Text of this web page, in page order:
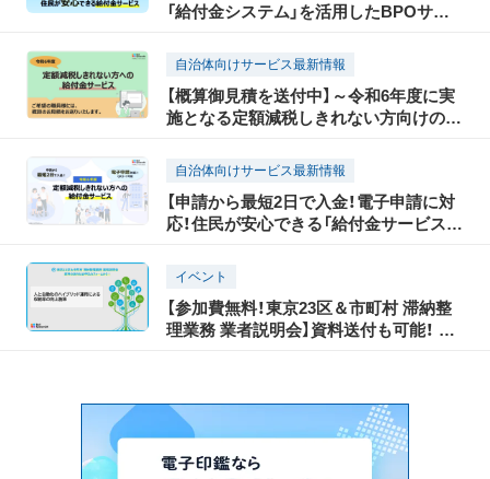
「給付金システム」を活用したBPOサー
自治体向けサービス最新情報
【概算御見積を送付中】～令和6年度に実
施となる定額減税しきれない方向けの給
～
自治体向けサービス最新情報
【申請から最短2日で入金！電子申請に対
応！住民が安心できる「給付金サービス」】
れない方への給付業務におけるBPOサ
ービスのご案内
イベント
【参加費無料！東京23区＆市町村 滞納整
理業務 業者説明会】資料送付も可能！ ～